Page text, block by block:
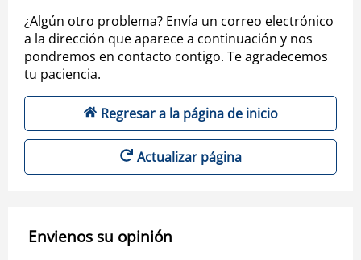
¿Algún otro problema? Envía un correo electrónico
a la dirección que aparece a continuación y nos
pondremos en contacto contigo. Te agradecemos
tu paciencia.
Regresar a la página de inicio
Actualizar página
Envienos su opinión